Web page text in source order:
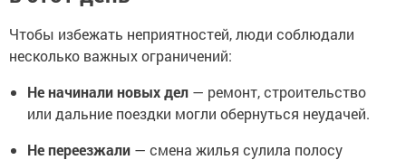
Чтобы избежать неприятностей, люди соблюдали
несколько важных ограничений:
Не начинали новых дел — ремонт, строительство
или дальние поездки могли обернуться неудачей.
Не переезжали — смена жилья сулила полосу